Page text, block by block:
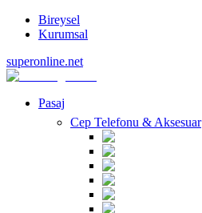
Bireysel
Kurumsal
superonline.net
Pasaj
Cep Telefonu & Aksesuar